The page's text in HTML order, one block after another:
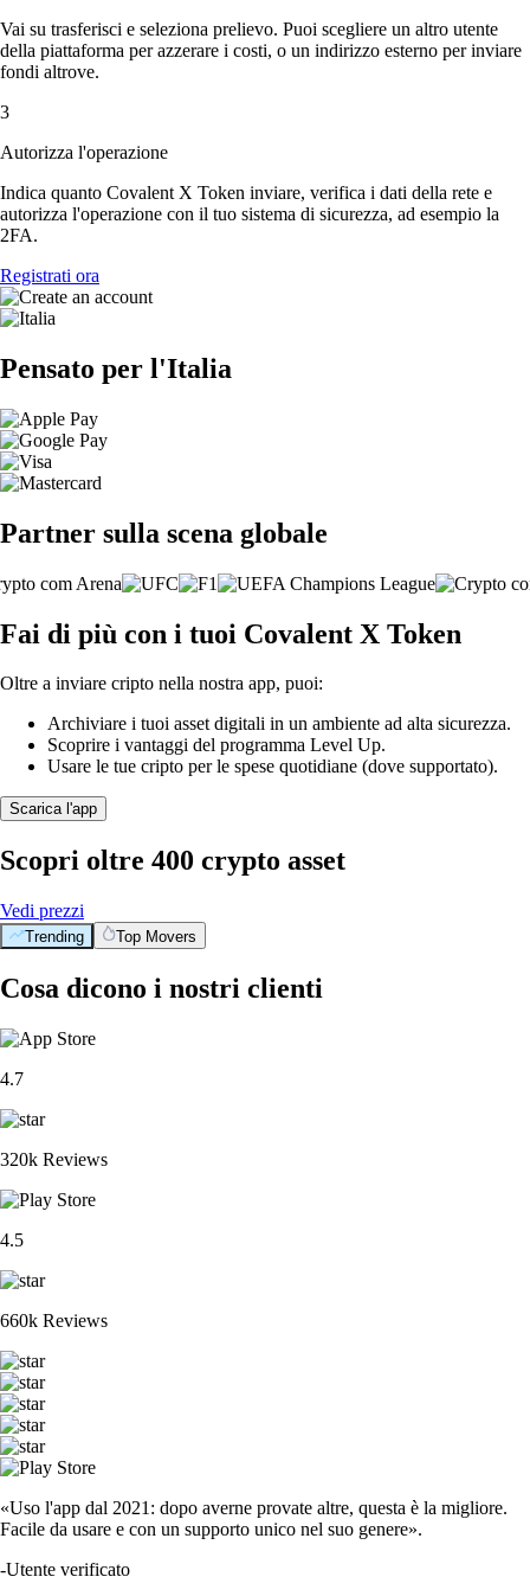
Vai su trasferisci e seleziona prelievo. Puoi scegliere un altro utente
della piattaforma per azzerare i costi, o un indirizzo esterno per inviare
fondi altrove.
3
Autorizza l'operazione
Indica quanto Covalent X Token inviare, verifica i dati della rete e
autorizza l'operazione con il tuo sistema di sicurezza, ad esempio la
2FA.
Registrati ora
Pensato per l'Italia
Partner sulla scena globale
Fai di più con i tuoi Covalent X Token
Oltre a inviare cripto nella nostra app, puoi:
Archiviare i tuoi asset digitali in un ambiente ad alta sicurezza.
Scoprire i vantaggi del programma Level Up.
Usare le tue cripto per le spese quotidiane (dove supportato).
Scarica l'app
Scopri oltre 400 crypto asset
Vedi prezzi
Trending Top Movers
Cosa dicono i nostri clienti
4.7
320k Reviews
4.5
660k Reviews
«Uso l'app dal 2021: dopo averne provate altre, questa è la migliore.
Facile da usare e con un supporto unico nel suo genere».
-Utente verificato